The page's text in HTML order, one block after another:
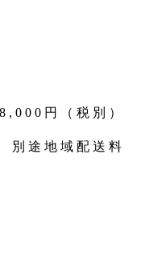
円（税別）
別途地域配送料